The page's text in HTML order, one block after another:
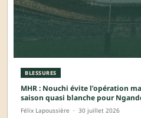
BLESSURES
MHR : Nouchi évite l’opération
saison quasi blanche pour
Félix Lapoussière · 30 juillet 2026